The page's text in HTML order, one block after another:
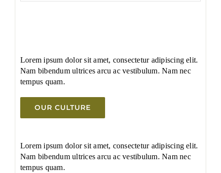
Lorem ipsum dolor sit amet, consectetur adipiscing elit.
Nam bibendum ultrices arcu ac vestibulum. Nam nec
tempus quam.
OUR CULTURE
Lorem ipsum dolor sit amet, consectetur adipiscing elit.
Nam bibendum ultrices arcu ac vestibulum. Nam nec
tempus quam.